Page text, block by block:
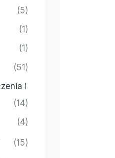
(5)
(1)
(1)
(51)
i
(14)
(4)
(15)